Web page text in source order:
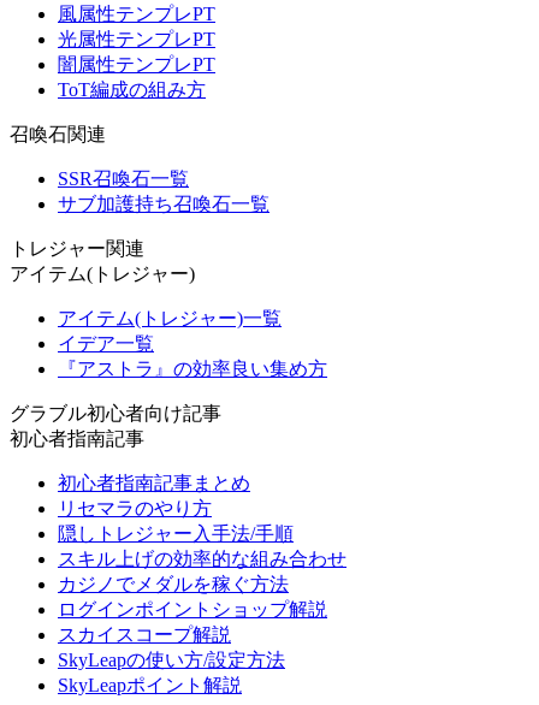
風属性テンプレPT
光属性テンプレPT
闇属性テンプレPT
ToT編成の組み方
召喚石関連
SSR召喚石一覧
サブ加護持ち召喚石一覧
トレジャー関連
アイテム(トレジャー)
アイテム(トレジャー)一覧
イデア一覧
『アストラ』の効率良い集め方
グラブル初心者向け記事
初心者指南記事
初心者指南記事まとめ
リセマラのやり方
隠しトレジャー入手法/手順
スキル上げの効率的な組み合わせ
カジノでメダルを稼ぐ方法
ログインポイントショップ解説
スカイスコープ解説
SkyLeapの使い方/設定方法
SkyLeapポイント解説